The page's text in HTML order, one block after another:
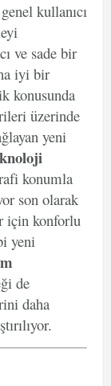
genel kullanıcı
ve sade bir
iyi bir
konusunda
üzerinde
yeni
konumla
son olarak
için konforlu
yeni
de
daha